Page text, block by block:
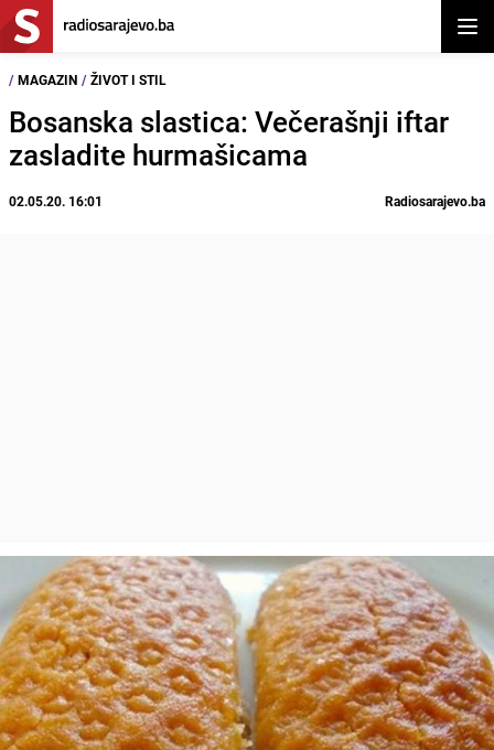
/ MAGAZIN / ŽIVOT I STIL
Bosanska slastica: Večerašnji iftar
zasladite hurmašicama
02.05.20. 16:01 Radiosarajevo.ba